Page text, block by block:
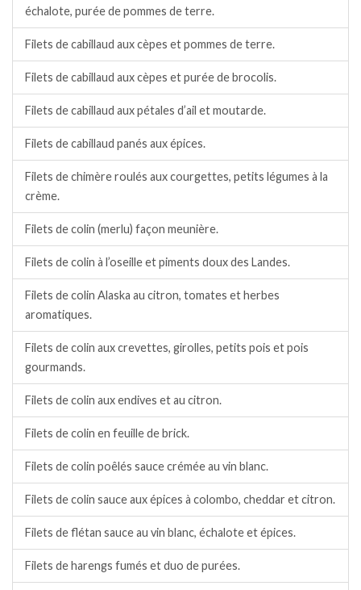
échalote, purée de pommes de terre.
Filets de cabillaud aux cèpes et pommes de terre.
Filets de cabillaud aux cèpes et purée de brocolis.
Filets de cabillaud aux pétales d’ail et moutarde.
Filets de cabillaud panés aux épices.
Filets de chimère roulés aux courgettes, petits légumes à la
crème.
Filets de colin (merlu) façon meunière.
Filets de colin à l’oseille et piments doux des Landes.
Filets de colin Alaska au citron, tomates et herbes
aromatiques.
Filets de colin aux crevettes, girolles, petits pois et pois
gourmands.
Filets de colin aux endives et au citron.
Filets de colin en feuille de brick.
Filets de colin poêlés sauce crémée au vin blanc.
Filets de colin sauce aux épices à colombo, cheddar et citron.
Filets de flétan sauce au vin blanc, échalote et épices.
Filets de harengs fumés et duo de purées.